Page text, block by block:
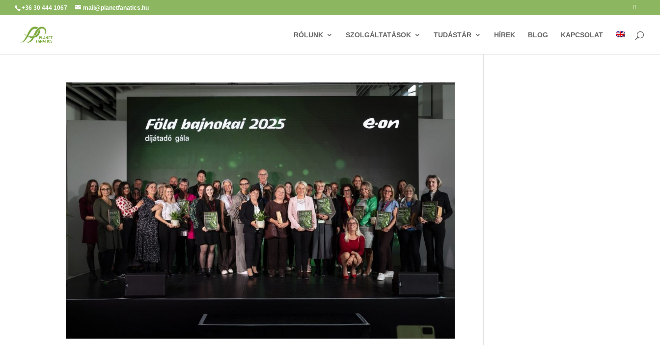
+36 30 444 1067 mail@planetfanatics.hu
RÓLUNK SZOLGÁLTATÁSOK TUDÁSTÁR HÍREK BLOG KAPCSOLAT